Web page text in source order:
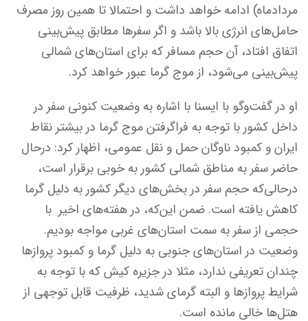
مردادماه) ادامه خواهد داشت و احتمالا تا همین روز مصرف
حامل‌های انرژی بالا باشد و اگر سفرها مطابق پیش‌بینی
اتفاق افتاد، آن حجم مسافر که برای استان‌های شمالی
پیش‌بینی می‌شود، از موج گرما عبور خواهد کرد.
او در گفت‌وگو با ایسنا با اشاره به وضعیت کنونی سفر در
داخل کشور با توجه به فراگرفتن موج گرما در بیشتر نقاط
ایران و کمبود ناوگان حمل و نقل عمومی، اظهار کرد: درحال
حاضر سفر به مناطق شمالی کشور به خوبی برقرار است،
درحالی‌که حجم سفر در بخش‌های دیگر کشور به دلیل گرما
کاهش یافته است. ضمن این‌که، در هفته‌های اخیر با
حجمی از سفر به سمت استان‌های غربی مواجه بودیم.
وضعیت در استان‌های جنوبی به دلیل گرما و کمبود پروازها
چندان تعریفی ندارد، مثلا در جزیره کیش که با توجه به
شرایط پروازها و البته گرمای شدید، ظرفیت قابل توجهی از
هتل‌ها خالی مانده است.